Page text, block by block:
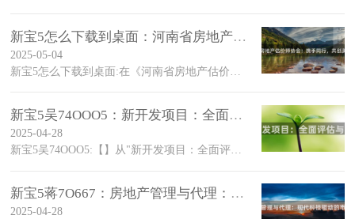
新宝5怎么下载到桌面：河南省房地产估价师协会：携手同行，共创
2025-05-04
新宝5吴74OOO5：新开发项目：全面评估与规划
2025-04-28
新宝5吴74OOO5:【】从"新开发项目：全面评估与规划"到"未来科技的领导者"在信息技术的浪潮中，我们正经历着一场前所未有的变革
新宝5蒋7O667：房地产管理与代理：现代科技驱动的市场变革
2025-04-28